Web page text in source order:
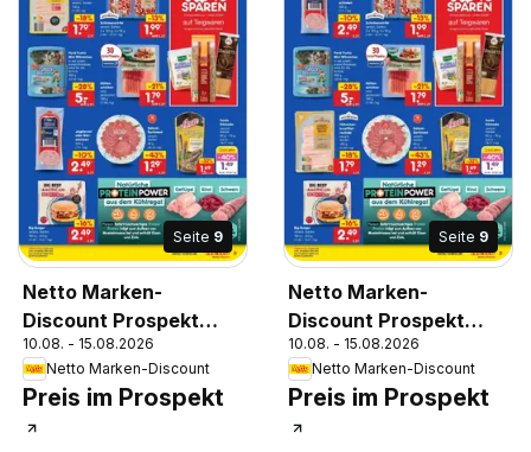
Seite 9
Netto Marken-
Discount Prospekt
Kröpelin
10.08. - 15.08.2026
Netto Marken-Discount
Preis im Prospekt
Seite 9
Netto Marken-
Discount Prospekt
Pirna
10.08. - 15.08.2026
Netto Marken-Discount
Preis im Prospekt